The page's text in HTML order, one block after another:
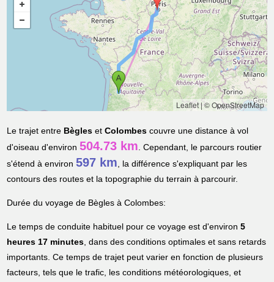
Leaflet|© OpenStreetMap
Le trajet entre Bègles etColombes couvre une distance à vol
d'oiseau d'environ504.73 km. Cependant, le parcours routier
s'étend à environ597 km, la différence s'expliquant par les
contours des routes et la topographie du terrain à parcourir.
Durée du voyage de Bègles à Colombes:
Le temps de conduite habituel pour ce voyage est d'environ5
heures 17 minutes, dans des conditions optimales et sans retards
importants. Ce temps de trajet peut varier en fonction de plusieurs
facteurs, tels que le trafic, les conditions météorologiques, et